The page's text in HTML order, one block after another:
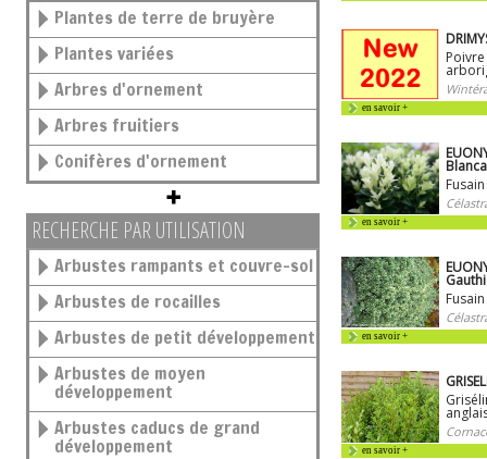
Plantes de terre de bruyère
Plantes variées
Arbres d'ornement
Arbres fruitiers
Conifères d'ornement
RECHERCHE PAR UTILISATION
Arbustes rampants et couvre-sol
Arbustes de rocailles
Arbustes de petit développement
Arbustes de moyen
développement
Arbustes caducs de grand
développement
en savoir +
en savoir +
en savoir +
en savoir +